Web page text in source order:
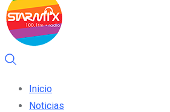
Inicio
Noticias